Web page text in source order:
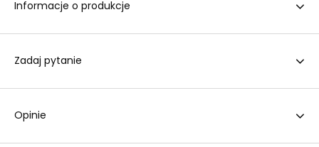
Informacje o produkcje
Zadaj pytanie
Opinie